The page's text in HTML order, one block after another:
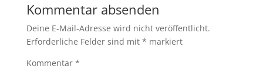
Kommentar absenden
Deine E-Mail-Adresse wird nicht veröffentlicht.
Erforderliche Felder sind mit * markiert
Kommentar *